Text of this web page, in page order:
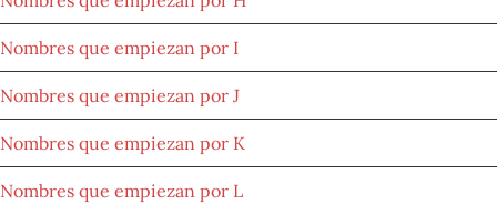
Nombres que empiezan por I
Nombres que empiezan por J
Nombres que empiezan por K
Nombres que empiezan por L